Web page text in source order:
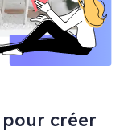
pour créer